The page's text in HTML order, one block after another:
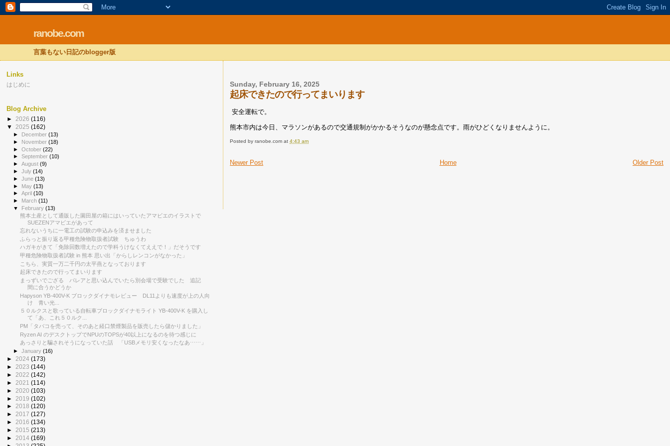
ranobe.com
言葉もない日記のblogger版
Sunday, February 16, 2025
起床できたので行ってまいります
安全運転で。
熊本市内は今日、マラソンがあるので交通規制がかかるそうなのが懸念点です。雨がひどくなりませんように。
Posted byranobe.com at4:43 am
Newer Post Older Post
Home
Links
はじめに
Blog Archive
► 2026 (116)
▼ 2025 (162)
► December(13)
► November(18)
►October(22)
►September(10)
►August(9)
►July(14)
►June(13)
► May(13)
►April(10)
► March(11)
▼ February(13)
熊本土産として通販した園田屋の箱にはいっていたアマビエのイラストで
SUEZENアマビエがあって
忘れないうちに一電工の試験の申込みを済ませました
ふらっと振り返る甲種危険物取扱者試験 ちゅうわ
ハガキがきて「免除回数増えたので学科うけなくてええで！」だそうです
甲種危険物取扱者試験 in 熊本 思い出「からしレンコンがなかった」
こちら、実質一万二千円の太平燕となっております
起床できたので行ってまいります
まっずいでござる パレアと思い込んでいたら別会場で受験でした 追記
間に合うかどうか
Hapyson YB-400V-K ブロックダイナモレビュー DL11よりも速度が上の人向
け 青い光...
５０ルクスと歌っている自転車ブロックダイナモライト YB-400V-K を購入し
て「あ、これ５０ルク...
PM「タバコを売って、そのあと経口禁煙製品を販売したら儲かりました」
Ryzen AI のデスクトップでNPUのTOPSが40以上になるのを待つ感じに
あっさりと騙されそうになっていた話 「USBメモリ安くなったなあ⋯⋯」
►January(16)
► 2024 (173)
► 2023 (144)
► 2022 (142)
► 2021 (114)
► 2020 (103)
► 2019 (102)
► 2018 (120)
► 2017 (127)
► 2016 (134)
► 2015 (213)
► 2014 (169)